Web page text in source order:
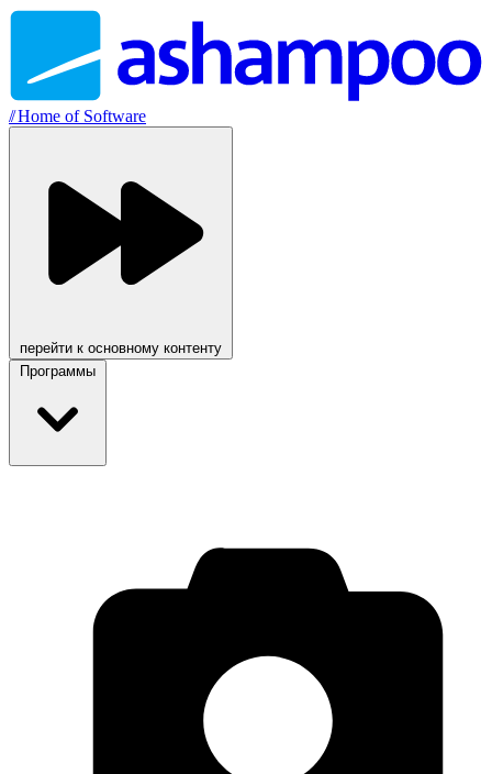
//Home of Software
перейти к основному контенту
Программы